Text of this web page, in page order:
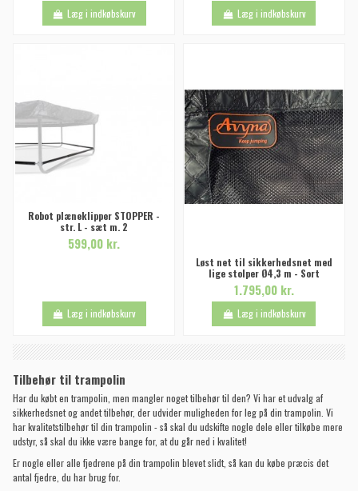
Læg i indkøbskurv Læg i indkøbskurv
Robot plæneklipper STOPPER -
str. L - sæt m. 2
599,00 kr.
Læg i indkøbskurv
Løst net til sikkerhedsnet med
lige stolper Ø4,3 m - Sort
1.795,00 kr.
Læg i indkøbskurv
Tilbehør til trampolin
Har du købt en trampolin, men mangler noget tilbehør til den? Vi har et udvalg af
sikkerhedsnet og andet tilbehør, der udvider muligheden for leg på din trampolin. Vi
har kvalitetstilbehør til din trampolin - så skal du udskifte nogle dele eller tilkøbe mere
udstyr, så skal du ikke være bange for, at du går ned i kvalitet!
Er nogle eller alle fjedrene på din trampolin blevet slidt, så kan du købe præcis det
antal fjedre, du har brug for.